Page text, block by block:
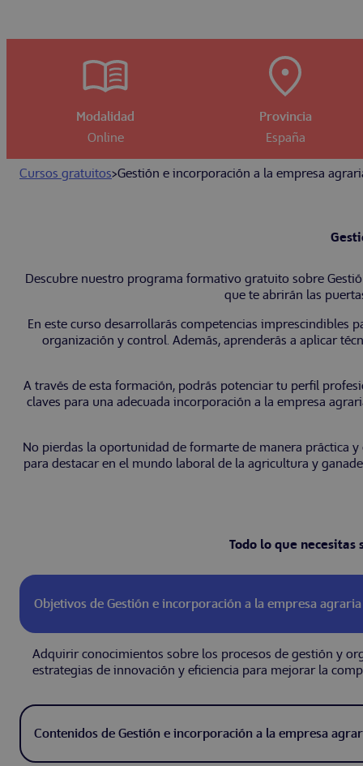
Modalidad
Online
Provincia
España
Cursos gratuitos>Gestión e incorporación a la empresa
Descubre nuestro programa formativo gratuito sobre
que te abrirán las
En este curso desarrollarás competencias imprescindibles
organización y control. Además, aprenderás a aplicar
A través de esta formación, podrás potenciar tu perfil
claves para una adecuada incorporación a la empresa
No pierdas la oportunidad de formarte de manera práctica
para destacar en el mundo laboral de la agricultura y
Todo lo que
Objetivos de Gestión e incorporación a la empresa agraria
Adquirir conocimientos sobre los procesos de gestión y
estrategias de innovación y eficiencia para mejorar la
Contenidos de Gestión e incorporación a la empresa